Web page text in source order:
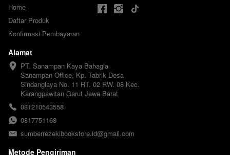
Home
Daftar Produk
Konfirmasi Pembayaran
Alamat
PT. Sanampan Kaya Bahagia
Sanampan Office, Kp. Tabrik Desa
Sindanglaya No. 11 RT. 02 RW. 08 Kec.
Karangpawitan Garut Jawa Barat
081210543558
0817751168
sumberrezekibookstore.id@gmail.com
Metode Pengiriman